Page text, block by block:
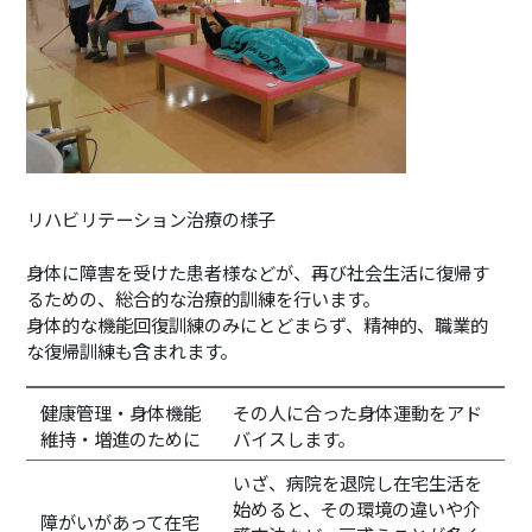
リハビリテーション治療の様子
身体に障害を受けた患者様などが、再び社会生活に復帰す
るための、総合的な治療的訓練を行います。
身体的な機能回復訓練のみにとどまらず、精神的、職業的
な復帰訓練も含まれます。
健康管理・身体機能
維持・増進のために
その人に合った身体運動をアド
バイスします。
障がいがあって在宅
いざ、病院を退院し在宅生活を
始めると、その環境の違いや介